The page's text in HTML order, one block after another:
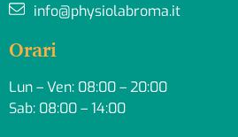
info@physiolabroma.it
Orari
Lun – Ven: 08:00 – 20:00
Sab: 08:00 – 14:00